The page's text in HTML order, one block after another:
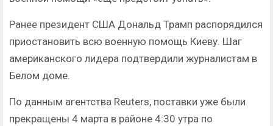
Ранее президент США Дональд Трамп распорядился
приостановить всю военную помощь Киеву. Шаг
американского лидера подтвердили журналистам в
Белом доме.
По данным агентства Reuters, поставки уже были
прекращены 4 марта в районе 4:30 утра по